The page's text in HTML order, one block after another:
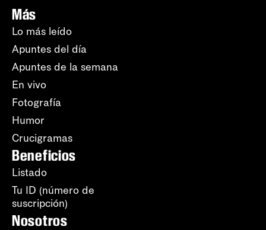
Más
Lo más leído
Apuntes del día
Apuntes de la semana
En vivo
Fotografía
Humor
Crucigramas
Beneficios
Listado
Tu ID (número de
suscripción)
Nosotros